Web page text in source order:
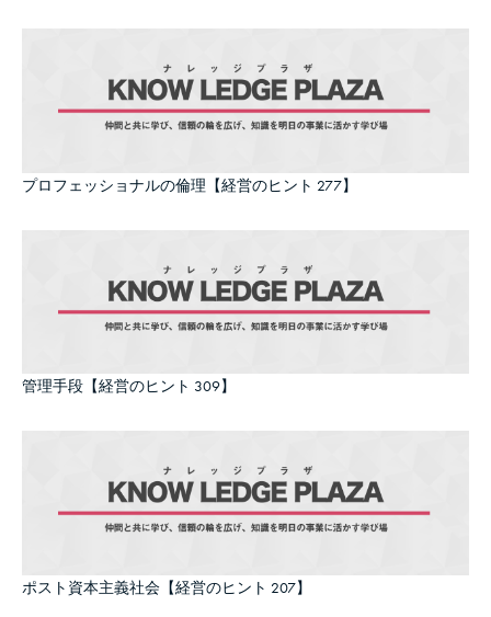
プロフェッショナルの倫理【経営のヒント 277】
管理手段【経営のヒント 309】
ポスト資本主義社会【経営のヒント 207】